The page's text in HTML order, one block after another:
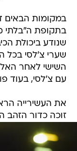
במקומות הבאים
בתקופת ה"בלתי
שנודע ביכולת
שערי צ'לסי בכל
השישי לאחר
עם צ'לסי, בעוד
את העשירייה
זוכה כדור הזהב